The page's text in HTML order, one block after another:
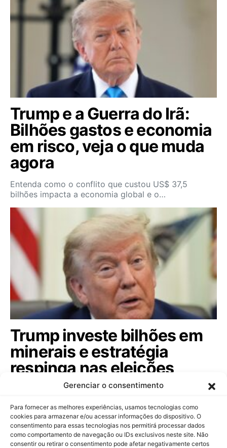
Gerenciar o consentimento
Para fornecer as melhores experiências, usamos tecnologias como
cookies para armazenar e/ou acessar informações do dispositivo. O
consentimento para essas tecnologias nos permitirá processar dados
como comportamento de navegação ou IDs exclusivos neste site. Não
consentir ou retirar o consentimento pode afetar negativamente certos
Trump e a Guerra do Irã:
Bilhões gastos e economia
em risco, veja o que muda
agora
Entenda como o conflito que custou US$ 37,5
bilhões impacta a economia global e o…
Trump investe bilhões em
minerais e estratégia
respinga nas eleições
brasileiras; veja
Com aporte de US$ 3 bilhões em mineração de
minerais críticos, governo americano busca…